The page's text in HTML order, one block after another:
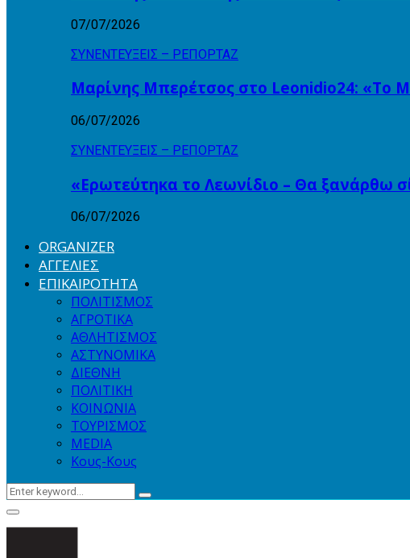
07/07/2026
ΣΥΝΕΝΤΕΥΞΕΙΣ – ΡΕΠΟΡΤΑΖ
Μαρίνης Μπερέτσος στο Leonidio24: «Το
06/07/2026
ΣΥΝΕΝΤΕΥΞΕΙΣ – ΡΕΠΟΡΤΑΖ
«Ερωτεύτηκα το Λεωνίδιο – Θα ξανάρθω
06/07/2026
ORGANIZER
ΑΓΓΕΛΙΕΣ
ΕΠΙΚΑΙΡΟΤΗΤΑ
ΠΟΛΙΤΙΣΜΟΣ
ΑΓΡΟΤΙΚΑ
ΑΘΛΗΤΙΣΜΟΣ
ΑΣΤΥΝΟΜΙΚΑ
ΔΙΕΘΝΗ
ΠΟΛΙΤΙΚΗ
ΚΟΙΝΩΝΙΑ
ΤΟΥΡΙΣΜΟΣ
MEDIA
Κους-Κους
Search
Search
Primary
Menu